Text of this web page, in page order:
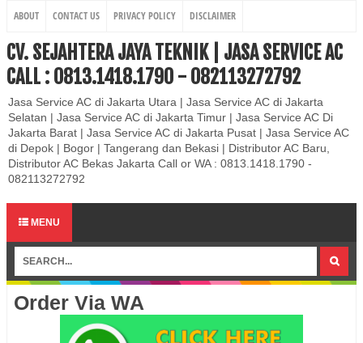
ABOUT CONTACT US PRIVACY POLICY DISCLAIMER
CV. SEJAHTERA JAYA TEKNIK | JASA SERVICE AC
CALL : 0813.1418.1790 - 082113272792
Jasa Service AC di Jakarta Utara | Jasa Service AC di Jakarta
Selatan | Jasa Service AC di Jakarta Timur | Jasa Service AC Di
Jakarta Barat | Jasa Service AC di Jakarta Pusat | Jasa Service AC
di Depok | Bogor | Tangerang dan Bekasi | Distributor AC Baru,
Distributor AC Bekas Jakarta Call or WA : 0813.1418.1790 -
082113272792
MENU
Order Via WA